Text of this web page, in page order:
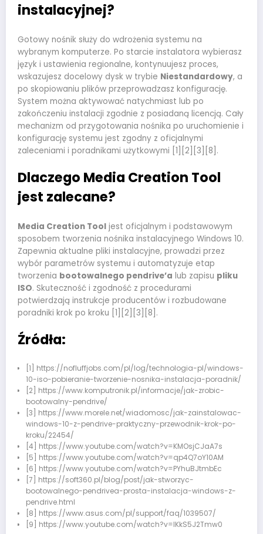
instalacyjnej?
Gotowy nośnik służy do wdrożenia systemu na
wybranym komputerze. Po starcie instalatora wybierasz
język i ustawienia regionalne, kontynuujesz proces,
wskazujesz docelowy dysk w trybie Niestandardowy, a
po skopiowaniu plików przeprowadzasz konfigurację.
System można aktywować natychmiast lub po
zakończeniu instalacji zgodnie z posiadaną licencją. Cały
mechanizm od przygotowania nośnika po uruchomienie i
konfigurację systemu jest zgodny z oficjalnymi
zaleceniami i poradnikami użytkowymi [1][2][3][8].
Dlaczego Media Creation Tool
jest zalecane?
Media Creation Tool jest oficjalnym i podstawowym
sposobem tworzenia nośnika instalacyjnego Windows 10.
Zapewnia aktualne pliki instalacyjne, prowadzi przez
wybór parametrów systemu i automatyzuje etap
tworzenia bootowalnego pendrive’a lub zapisu pliku
ISO. Skuteczność i zgodność z procedurami
potwierdzają instrukcje producentów i rozbudowane
poradniki krok po kroku [1][2][3][8].
Źródła:
[1] https://nofluffjobs.com/pl/log/technologia-pl/windows-
10-iso-pobieranie-tworzenie-nosnika-instalacja-poradnik/
[2] https://www.komputronik.pl/informacje/jak-zrobic-
bootowalny-pendrive/
[3] https://www.morele.net/wiadomosc/jak-zainstalowac-
windows-10-z-pendrive-praktyczny-przewodnik-krok-po-
kroku/22454/
[4] https://www.youtube.com/watch?v=KMOsjCJaA7s
[5] https://www.youtube.com/watch?v=qp4Q7oY10AM
[6] https://www.youtube.com/watch?v=PYhuBJtmbEc
[7] https://soft360.pl/blog/post/jak-stworzyc-
bootowalnego-pendrivea-prosta-instalacja-windows-z-
pendrive.html
[8] https://www.asus.com/pl/support/faq/1039507/
[9] https://www.youtube.com/watch?v=lKkS5J2Tmw0